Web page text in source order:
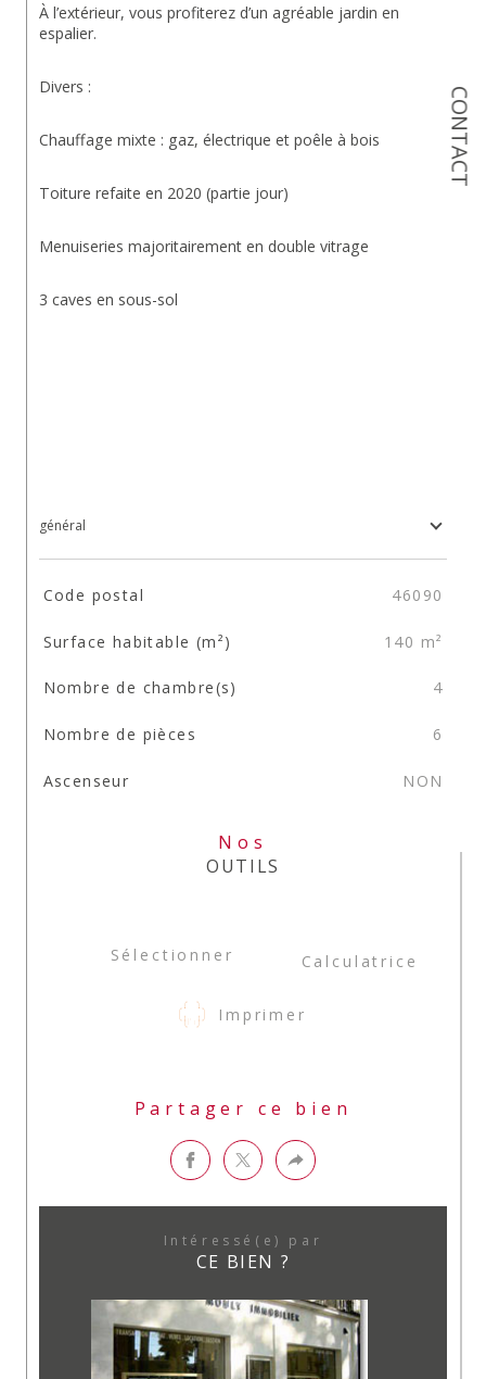
CONTACT
À l’extérieur, vous profiterez d’un agréable jardin en
espalier.
Divers :
Chauffage mixte : gaz, électrique et poêle à bois
Toiture refaite en 2020 (partie jour)
Menuiseries majoritairement en double vitrage
3 caves en sous-sol
général
TRAD_SIROCCO_Caracteristique
Code postal 46090
Surface habitable (m²) 140 m²
Nombre de chambre(s) 4
Nombre de pièces 6
Ascenseur NON
Nos
OUTILS
Sélectionner Calculatrice
Imprimer
Partager ce bien
Intéressé(e) par
CE BIEN ?